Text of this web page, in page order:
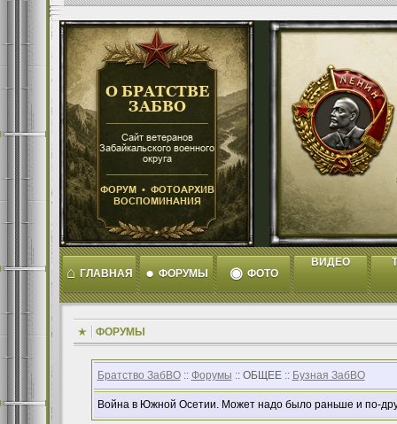
⌂ ГЛАВНАЯ ● ФОРУМЫ ◉ ФОТО
ВИДЕО
ФОРУМЫ
Братство ЗабВО:: Форумы :: ОБЩЕЕ :: Бузная ЗабВО
Война в Южной Осетии. Может надо было раньше и по-